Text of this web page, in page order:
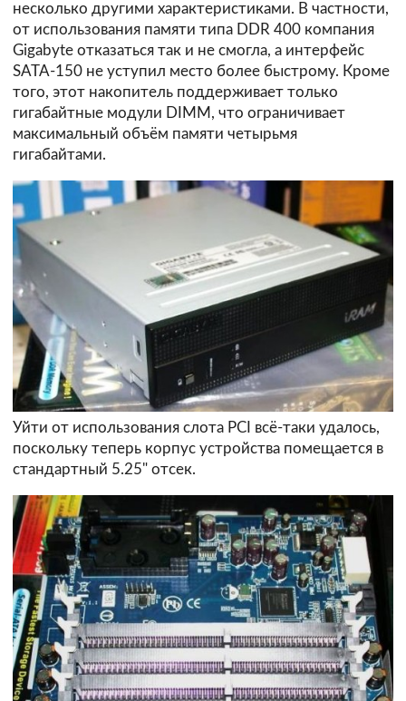
несколько другими характеристиками. В частности,
от использования памяти типа DDR 400 компания
Gigabyte отказаться так и не смогла, а интерфейс
SATA-150 не уступил место более быстрому. Кроме
того, этот накопитель поддерживает только
гигабайтные модули DIMM, что ограничивает
максимальный объём памяти четырьмя
гигабайтами.
Уйти от использования слота PCI всё-таки удалось,
поскольку теперь корпус устройства помещается в
стандартный 5.25" отсек.